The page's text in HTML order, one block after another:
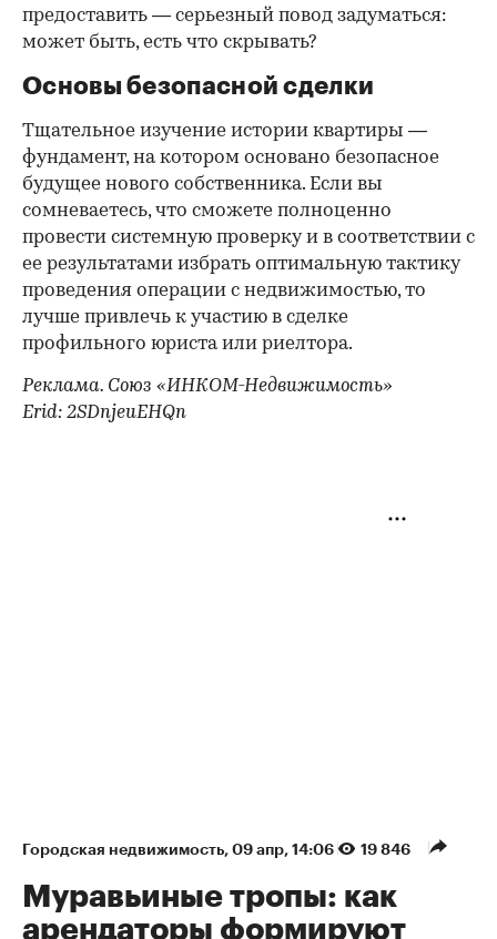
предоставить — серьезный повод задуматься:
может быть, есть что скрывать?
Основы безопасной сделки
Тщательное изучение истории квартиры —
фундамент, на котором основано безопасное
будущее нового собственника. Если вы
сомневаетесь, что сможете полноценно
провести системную проверку и в соответствии с
ее результатами избрать оптимальную тактику
проведения операции с недвижимостью, то
лучше привлечь к участию в сделке
профильного юриста или риелтора.
Реклама. Союз «ИНКОМ-Недвижимость»
Erid: 2SDnjeuEHQn
Городская недвижимость 09 апр, 14:06 19 846
Муравьиные тропы: как
арендаторы формируют